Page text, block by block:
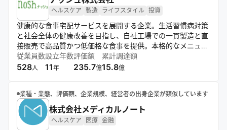
ヘルスケア 製造 ライフスタイル 投資
健康的な食事宅配サービスを展開する企業。生活習慣病対策
と社会全体の健康改善を目指し、自社工場での一貫製造と直
接販売で高品質かつ低価格な食事を提供。本格的なメニュー
開発と継続的な設備投資により、安全で美味しい食事を届け
ている。
従業員数
528人
設立年数
11年
評価額
235.7億
累計調達額
15.8億
業種・業態、評価額、企業規模、経営者の出身企業が類似しています
株式会社メディカルノート
ヘルスケア 医療 金融